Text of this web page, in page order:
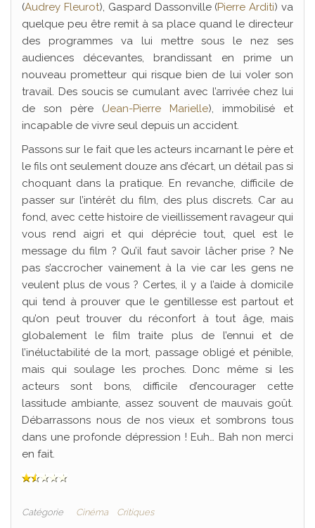
(Audrey Fleurot), Gaspard Dassonville (Pierre Arditi) va
quelque peu être remit à sa place quand le directeur
des programmes va lui mettre sous le nez ses
audiences décevantes, brandissant en prime un
nouveau prometteur qui risque bien de lui voler son
travail. Des soucis se cumulant avec l’arrivée chez lui
de son père (Jean-Pierre Marielle), immobilisé et
incapable de vivre seul depuis un accident.
Passons sur le fait que les acteurs incarnant le père et
le fils ont seulement douze ans d’écart, un détail pas si
choquant dans la pratique. En revanche, difficile de
passer sur l’intérêt du film, des plus discrets. Car au
fond, avec cette histoire de vieillissement ravageur qui
vous rend aigri et qui déprécie tout, quel est le
message du film ? Qu’il faut savoir lâcher prise ? Ne
pas s’accrocher vainement à la vie car les gens ne
veulent plus de vous ? Certes, il y a l’aide à domicile
qui tend à prouver que le gentillesse est partout et
qu’on peut trouver du réconfort à tout âge, mais
globalement le film traite plus de l’ennui et de
l’inéluctabilité de la mort, passage obligé et pénible,
mais qui soulage les proches. Donc même si les
acteurs sont bons, difficile d’encourager cette
lassitude ambiante, assez souvent de mauvais goût.
Débarrassons nous de nos vieux et sombrons tous
dans une profonde dépression ! Euh… Bah non merci
en fait.
Catégorie Cinéma Critiques